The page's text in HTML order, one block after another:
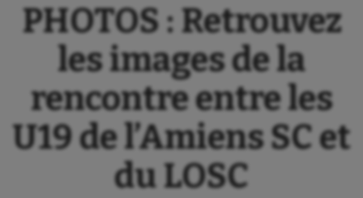
PHOTOS : Retrouvez
les images de la
rencontre entre les
U19 de l’Amiens SC et
du LOSC